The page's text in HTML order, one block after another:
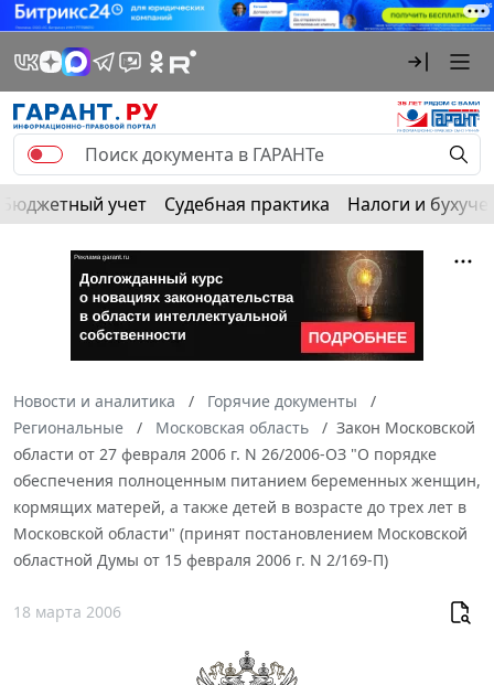
Бюджетный учет Судебная практика Налоги и
Новости и аналитика
Горячие документы
Региональные
Московская область
Закон Московской
области от 27 февраля 2006 г. N 26/2006-ОЗ "О порядке
обеспечения полноценным питанием беременных женщин,
кормящих матерей, а также детей в возрасте до трех лет в
Московской области" (принят постановлением Московской
областной Думы от 15 февраля 2006 г. N 2/169-П)
18 марта 2006